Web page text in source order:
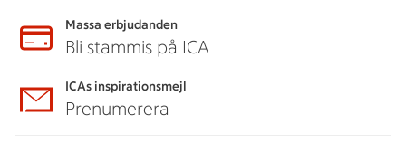
Massa erbjudanden
Bli stammis på ICA
ICAs inspirationsmejl
Prenumerera